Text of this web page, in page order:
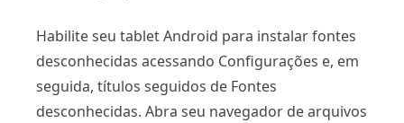
Habilite seu tablet Android para instalar fontes
desconhecidas acessando Configurações e, em
seguida, títulos seguidos de Fontes
desconhecidas. Abra seu navegador de arquivos